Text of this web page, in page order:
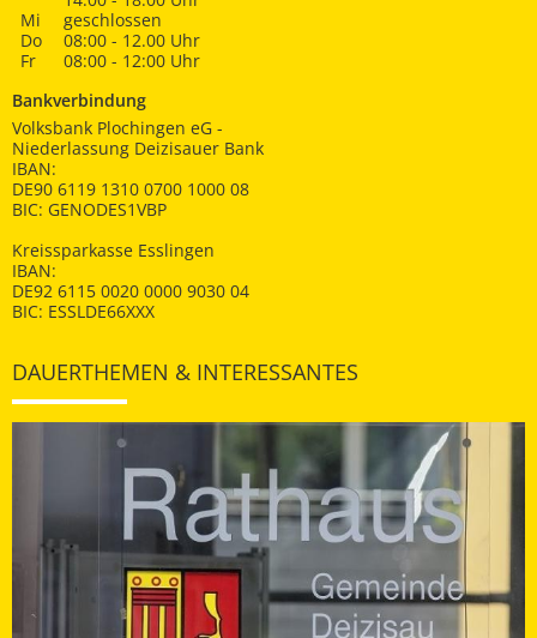
Mi
geschlossen
Do
08:00 - 12.00 Uhr
Fr
08:00 - 12:00 Uhr
Bankverbindung
Volksbank Plochingen eG -
Niederlassung Deizisauer Bank
IBAN:
DE90 6119 1310 0700 1000 08
BIC: GENODES1VBP
Kreissparkasse Esslingen
IBAN:
DE92 6115 0020 0000 9030 04
BIC: ESSLDE66XXX
DAUERTHEMEN & INTERESSANTES